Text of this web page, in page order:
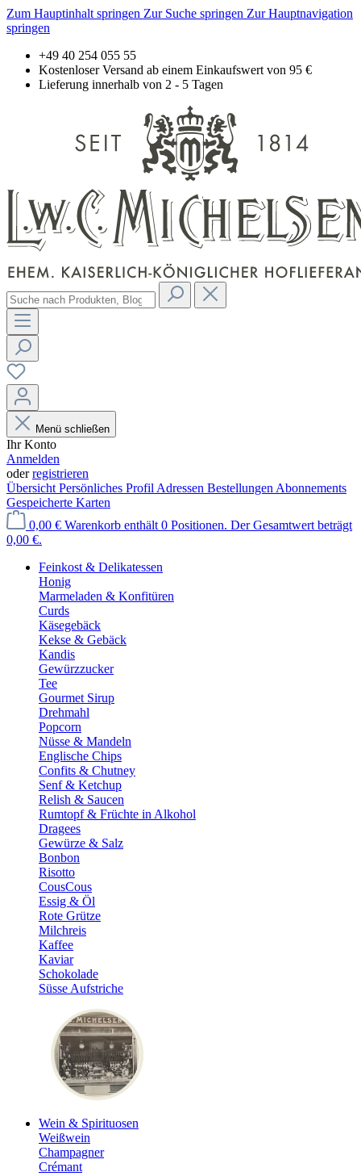
Zum Hauptinhalt springen Zur Suche springen Zur Hauptnavigation
springen
+49 40 254 055 55
Kostenloser Versand ab einem Einkaufswert von 95 €
Lieferung innerhalb von 2 - 5 Tagen
Menü schließen
Ihr Konto
Anmelden
oderregistrieren
Übersicht Persönliches Profil Adressen Bestellungen Abonnements
Gespeicherte Karten
0,00 € Warenkorb enthält 0 Positionen. Der Gesamtwert beträgt
0,00 €.
Feinkost & Delikatessen
Honig
Marmeladen & Konfitüren
Curds
Käsegebäck
Kekse & Gebäck
Kandis
Gewürzzucker
Tee
Gourmet Sirup
Drehmahl
Popcorn
Nüsse & Mandeln
Englische Chips
Confits & Chutney
Senf & Ketchup
Relish & Saucen
Rumtopf & Früchte in Alkohol
Dragees
Gewürze & Salz
Bonbon
Risotto
CousCous
Essig & Öl
Rote Grütze
Milchreis
Kaffee
Kaviar
Schokolade
Süsse Aufstriche
Wein & Spirituosen
Weißwein
Champagner
Crémant